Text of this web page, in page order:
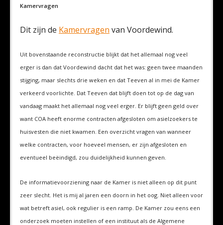
Kamervragen
Dit zijn de Kamervragen van Voordewind.
Uit bovenstaande reconstructie blijkt dat het allemaal nog veel
erger is dan dat Voordewind dacht dat het was: geen twee maanden
stijging, maar slechts drie weken en dat Teeven al in mei de Kamer
verkeerd voorlichte. Dat Teeven dat blijft doen tot op de dag van
vandaag maakt het allemaal nog veel erger. Er blijft geen geld over
want COA heeft enorme contracten afgesloten om asielzoekers te
huisvesten die niet kwamen. Een overzicht vragen van wanneer
welke contracten, voor hoeveel mensen, er zijn afgesloten en
eventueel beëindigd, zou duidelijkheid kunnen geven.
De informatievoorziening naar de Kamer is niet alleen op dit punt
zeer slecht. Het is mij al jaren een doorn in het oog. Niet alleen voor
wat betreft asiel, ook regulier is een ramp. De Kamer zou eens een
onderzoek moeten instellen of een instituut als de Algemene